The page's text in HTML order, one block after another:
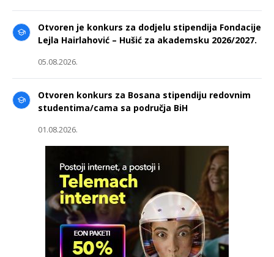
Otvoren je konkurs za dodjelu stipendija Fondacije
Lejla Hairlahović – Hušić za akademsku 2026/2027.
05.08.2026.
Otvoren konkurs za Bosana stipendiju redovnim
studentima/cama sa područja BiH
01.08.2026.